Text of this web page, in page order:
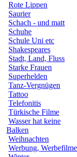
Rote Lippen
Saurier
Schach - und matt
Schuhe
Schule Uni etc
Shakespeares
Stadt, Land, Fluss
Starke Frauen
Superhelden
Tanz-Vergnügen
Tattoo
Telefonitis
Türkische Filme
Wasser hat keine
Balken
Weihnachten
Werbung, Werbefilme